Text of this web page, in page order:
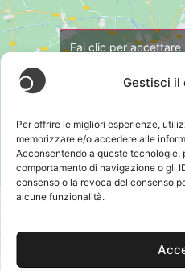
Gestisci il
Per offrire le migliori esperienze,
memorizzare e/o accedere alle
Acconsentendo a queste tecnologie,
comportamento di navigazione o gli
consenso o la revoca del consenso
alcune funzionalità.
Fai clic per